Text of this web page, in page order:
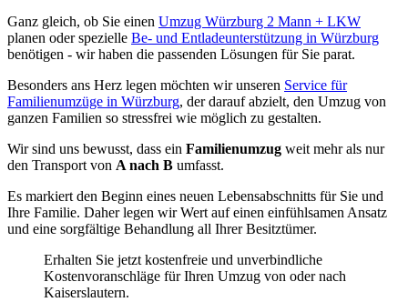
Ganz gleich, ob Sie einen Umzug Würzburg 2 Mann + LKW
planen oder spezielle Be- und Entladeunterstützung in Würzburg
benötigen - wir haben die passenden Lösungen für Sie parat.
Besonders ans Herz legen möchten wir unseren Service für
Familienumzüge in Würzburg, der darauf abzielt, den Umzug von
ganzen Familien so stressfrei wie möglich zu gestalten.
Wir sind uns bewusst, dass ein Familienumzug weit mehr als nur
den Transport von A nach B umfasst.
Es markiert den Beginn eines neuen Lebensabschnitts für Sie und
Ihre Familie. Daher legen wir Wert auf einen einfühlsamen Ansatz
und eine sorgfältige Behandlung all Ihrer Besitztümer.
Erhalten Sie jetzt kostenfreie und unverbindliche
Kostenvoranschläge für Ihren Umzug von oder nach
Kaiserslautern.